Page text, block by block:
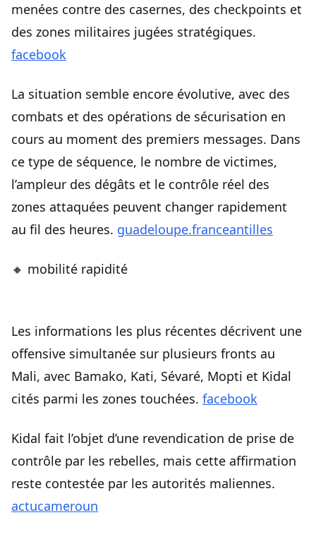
menées contre des casernes, des checkpoints et
des zones militaires jugées stratégiques.
facebook
La situation semble encore évolutive, avec des
combats et des opérations de sécurisation en
cours au moment des premiers messages. Dans
ce type de séquence, le nombre de victimes,
l’ampleur des dégâts et le contrôle réel des
zones attaquées peuvent changer rapidement
au fil des heures. guadeloupe.franceantilles
🔸 mobilité rapidité
Les informations les plus récentes décrivent une
offensive simultanée sur plusieurs fronts au
Mali, avec Bamako, Kati, Sévaré, Mopti et Kidal
cités parmi les zones touchées. facebook
Kidal fait l’objet d’une revendication de prise de
contrôle par les rebelles, mais cette affirmation
reste contestée par les autorités maliennes.
actucameroun